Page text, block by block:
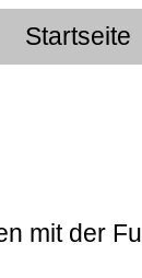
Startseite
mit der